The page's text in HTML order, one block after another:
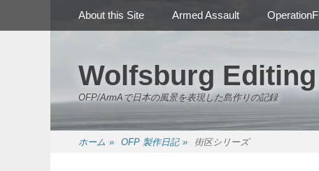
Wolfsburg
OFP/ArmAで日本の風景を表現した島作りの記録
メインメニュー
キ
About this Site Armed Assault
ホーム » OFP 製作日記 » 街区シリーズ